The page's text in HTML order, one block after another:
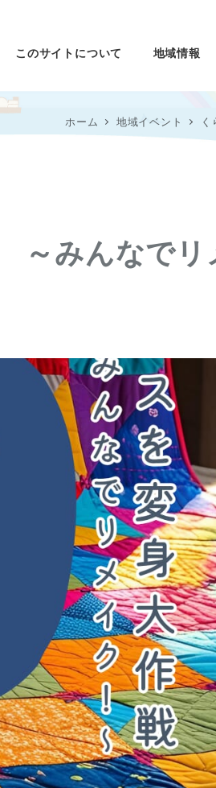
このサイトについて 地域情報
ホーム 地域イベント く
みんなでリ